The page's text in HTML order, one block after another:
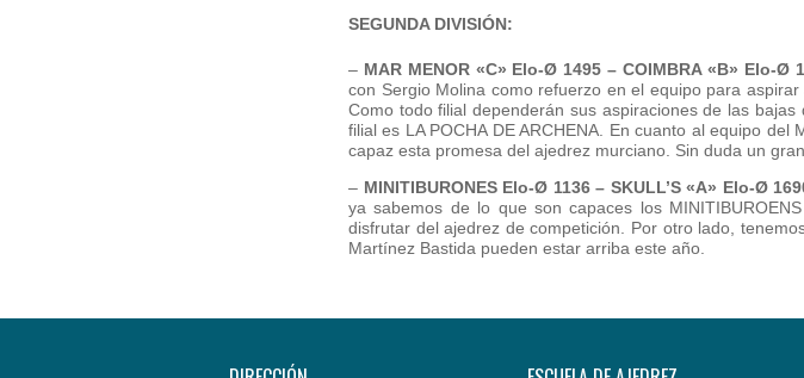
SEGUNDA DIVISIÓN:
– MAR MENOR «C» Elo-Ø 1495 – COIMBRA «B» Elo-Ø
con Sergio Molina como refuerzo en el equipo para
Como todo filial dependerán sus aspiraciones de las
filial es LA POCHA DE ARCHENA. En cuanto al equipo
capaz esta promesa del ajedrez murciano. Sin duda un
– MINITIBURONES Elo-Ø 1136 – SKULL’S «A» Elo-Ø
ya sabemos de lo que son capaces los
disfrutar del ajedrez de competición. Por otro lado,
Martínez Bastida pueden estar arriba este año.